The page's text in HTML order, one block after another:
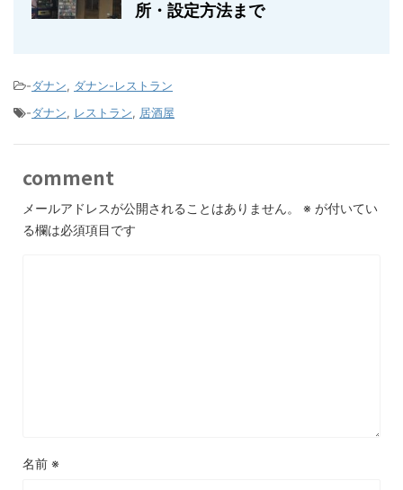
所・設定方法まで
-ダナン, ダナン-レストラン
-ダナン, レストラン, 居酒屋
comment
メールアドレスが公開されることはありません。 ※ が付いてい
る欄は必須項目です
名前 ※